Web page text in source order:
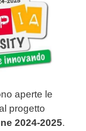
aperte le
progetto
2024-2025.